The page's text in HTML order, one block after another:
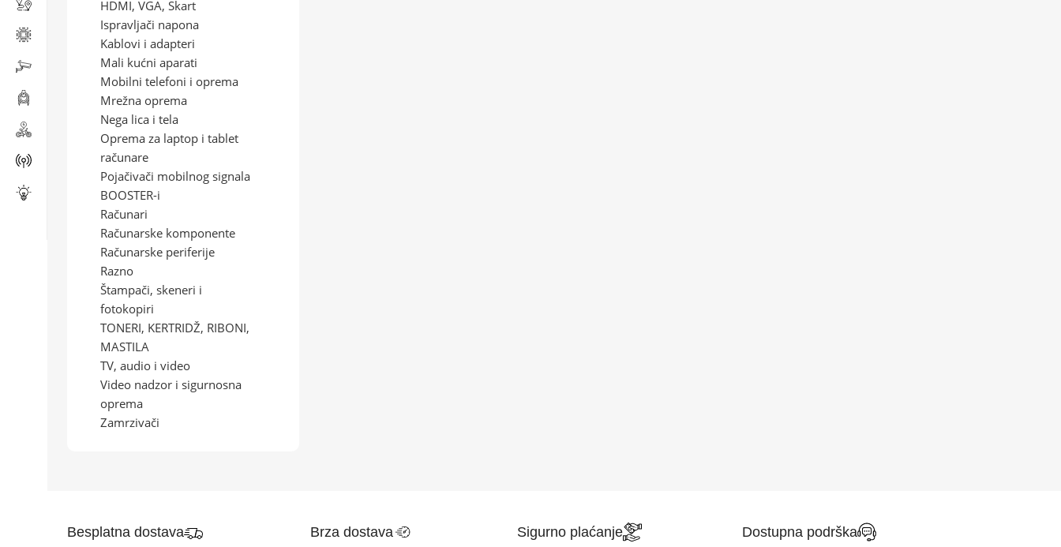
HDMI, VGA, Skart
Ispravljači napona
Kablovi i adapteri
Mali kućni aparati
Mobilni telefoni i oprema
Mrežna oprema
Nega lica i tela
Oprema za laptop i tablet
računare
Pojačivači mobilnog signala
BOOSTER-i
Računari
Računarske komponente
Računarske periferije
Razno
Štampači, skeneri i
fotokopiri
TONERI, KERTRIDŽ, RIBONI,
MASTILA
TV, audio i video
Video nadzor i sigurnosna
oprema
Zamrzivači
Besplatna dostava Brza dostava Sigurno plaćanje Dostupna podrška